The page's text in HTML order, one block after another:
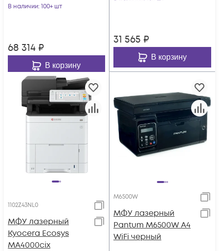
В наличии: 100+ шт
68 314 ₽
В корзину
31 565 ₽
В корзину
1102Z43NL0
МФУ лазерный
Kyocera Ecosys
MA4000cix
M6500W
МФУ лазерный
Pantum M6500W A4
WiFi черный